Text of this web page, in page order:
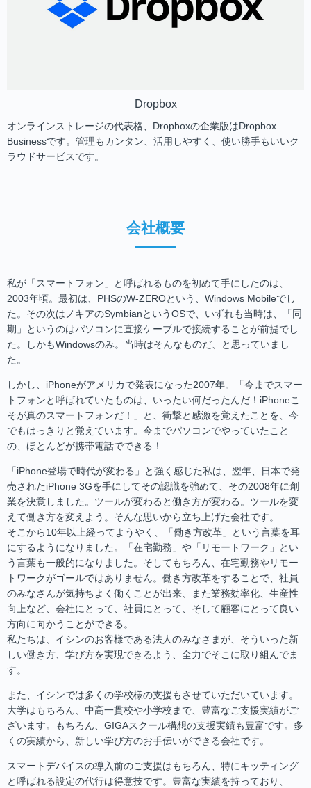
Dropbox
オンラインストレージの代表格、Dropboxの企業版はDropbox
Businessです。管理もカンタン、活用しやすく、使い勝手もいいク
ラウドサービスです。
会社概要
私が「スマートフォン」と呼ばれるものを初めて手にしたのは、
2003年頃。最初は、PHSのW-ZEROという、Windows Mobileでし
た。その次はノキアのSymbianというOSで、いずれも当時は、「同
期」というのはパソコンに直接ケーブルで接続することが前提でし
た。しかもWindowsのみ。当時はそんなものだ、と思っていまし
た。
しかし、iPhoneがアメリカで発表になった2007年。「今までスマー
トフォンと呼ばれていたものは、いったい何だったんだ！iPhoneこ
そが真のスマートフォンだ！」と、衝撃と感激を覚えたことを、今
でもはっきりと覚えています。今までパソコンでやっていたこと
の、ほとんどが携帯電話でできる！
「iPhone登場で時代が変わる」と強く感じた私は、翌年、日本で発
売されたiPhone 3Gを手にしてその認識を強めて、その2008年に創
業を決意しました。ツールが変わると働き方が変わる。ツールを変
えて働き方を変えよう。そんな思いから立ち上げた会社です。
そこから10年以上経ってようやく、「働き方改革」という言葉を耳
にするようになりました。「在宅勤務」や「リモートワーク」とい
う言葉も一般的になりました。そしてもちろん、在宅勤務やリモー
トワークがゴールではありません。働き方改革をすることで、社員
のみなさんが気持ちよく働くことが出来、また業務効率化、生産性
向上など、会社にとって、社員にとって、そして顧客にとって良い
方向に向かうことができる。
私たちは、イシンのお客様である法人のみなさまが、そういった新
しい働き方、学び方を実現できるよう、全力でそこに取り組んでま
す。
また、イシンでは多くの学校様の支援もさせていただいています。
大学はもちろん、中高一貫校や小学校まで、豊富なご支援実績がご
ざいます。もちろん、GIGAスクール構想の支援実績も豊富です。多
くの実績から、新しい学び方のお手伝いができる会社です。
スマートデバイスの導入前のご支援はもちろん、特にキッティング
と呼ばれる設定の代行は得意技です。豊富な実績を持っており、